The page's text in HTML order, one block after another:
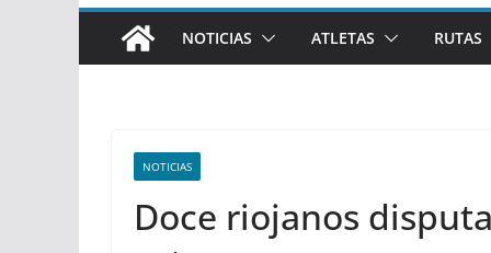
España
NOTICIAS ATLETAS RUTAS
NOTICIAS
Doce riojanos